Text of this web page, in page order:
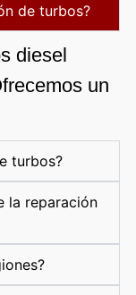
de turbos?
diesel
un
turbos?
la reparación